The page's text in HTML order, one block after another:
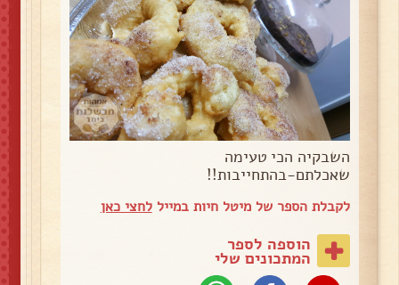
השבקיה הכי טעימה
שאכלתם-בהתחייבות!!
לקבלת הספר של מיטל חיות במייללחצי כאן
הוספה לספר
המתכונים שלי